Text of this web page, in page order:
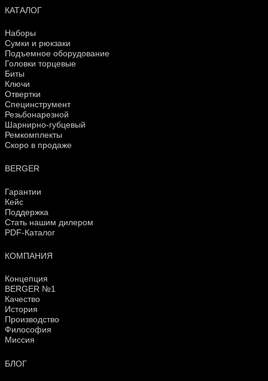
КАТАЛОГ
Наборы
Сумки и рюкзаки
Подъемное оборудование
Головки торцевые
Биты
Ключи
Отвертки
Специнструмент
Резьбонарезной
Шарнирно-губцевый
Ремкомплекты
Скоро в продаже
BERGER
Гарантии
Кейс
Поддержка
Стать нашим дилером
PDF-Каталог
КОМПАНИЯ
Концепция
BERGER №1
Качество
История
Производство
Философия
Миссия
БЛОГ